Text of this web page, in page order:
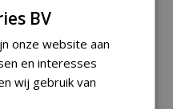
BV
onze website aan
en interesses
wij gebruik van